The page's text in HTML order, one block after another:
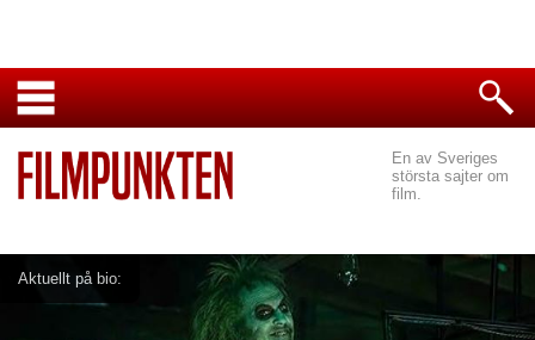
En av Sveriges
största sajter om
film.
Aktuellt på bio: